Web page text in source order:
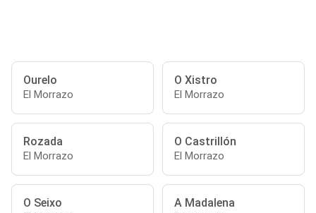
Ourelo
El Morrazo
O Xistro
El Morrazo
Rozada
El Morrazo
O Castrillón
El Morrazo
O Seixo A Madalena